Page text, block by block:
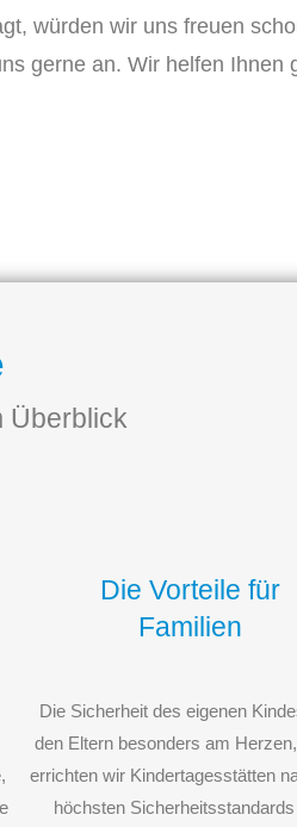
würden wir uns freuen
gerne an. Wir helfen Ihnen
Überblick
Die Vorteile für
Familien
Die Sicherheit des eigenen
den Eltern besonders am
errichten wir Kindertagesstätten
höchsten